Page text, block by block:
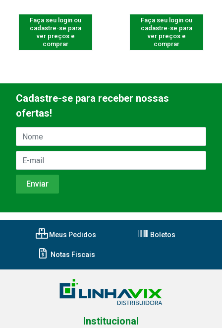
Faça seu login ou
cadastre-se para
ver preços e
comprar
Faça seu login ou
cadastre-se para
ver preços e
comprar
Cadastre-se para receber nossas
ofertas!
Meus Pedidos Boletos
Notas Fiscais
Institucional